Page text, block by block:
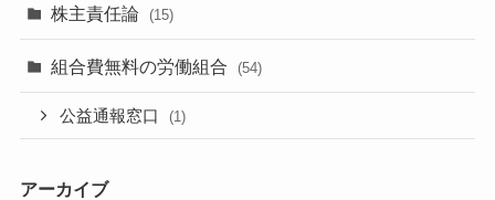
株主責任論 (15)
組合費無料の労働組合 (54)
公益通報窓口 (1)
アーカイブ